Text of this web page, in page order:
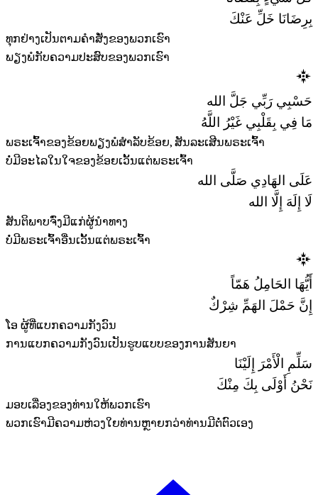
بِرِضَانَا خَلِّ عَنْكَ
ທຸກຢ່າງເປັນຕາມຄໍາສັ່ງຂອງພວກເຮົາ
ພຽງພໍກັບຄວາມປະສົບຂອງພວກເຮົາ
حَسْبِي رَبِّي جَلَّ الله
مَا فِي بِقَلْبِي غَيْرُ اللَّهُ
ພຣະເຈົ້າຂອງຂ້ອຍພຽງພໍສໍາລັບຂ້ອຍ, ສັນລະເສີນພຣະເຈົ້າ
ບໍ່ມີອະໄລໃນໃຈຂອງຂ້ອຍເວັ້ນແຕ່ພຣະເຈົ້າ
عَلَى الهَادِي صَلَّى الله
لَا إِلَهَ إِلَّا الله
ສັນຕິພາບຈົ່ງມີແກ່ຜູ້ນໍາທາງ
ບໍ່ມີພຣະເຈົ້າອື່ນເວັ້ນແຕ່ພຣະເຈົ້າ
أَيُّهَا الحَامِلُ هَمّاً
إِنَّ حَمْلَ الهَمِّ شِرْكٌ
ໂອ ຜູ້ທີ່ແບກຄວາມກັງວົນ
ການແບກຄວາມກັງວົນເປັນຮູບແບບຂອງການສັນຍາ
سَلِّمِ الْأَمْرَ إِلَيْنَا
نَحْنُ أَوْلَى بِكَ مِنْكَ
ມອບເລື່ອງຂອງທ່ານໃຫ້ພວກເຮົາ
ພວກເຮົາມີຄວາມຫ່ວງໃຍທ່ານຫຼາຍກວ່າທ່ານມີຕໍ່ຕົວເອງ